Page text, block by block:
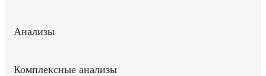
Анализы
Комплексные анализы